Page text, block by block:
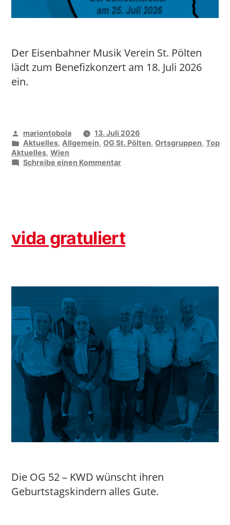
Der Eisenbahner Musik Verein St. Pölten
lädt zum Benefizkonzert am 18. Juli 2026
ein.
Veröffentlicht
von
mariontobola
13. Juli 2026
Veröffentlicht
unter
Aktuelles, Allgemein,OG St. Pölten,Ortsgruppen,Top
Aktuelles, Wien
Schreibe einen Kommentarzu
vida gratuliert
Die OG 52 – KWD wünscht ihren
Geburtstagskindern alles Gute.